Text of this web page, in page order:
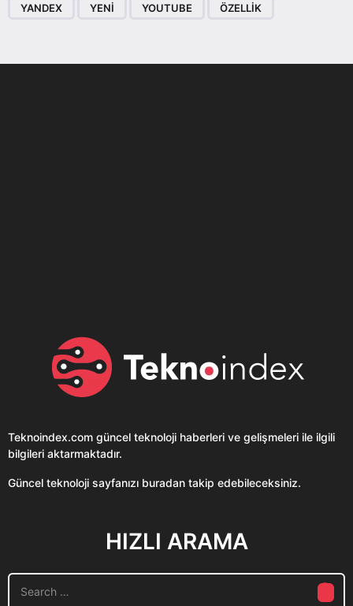
YANDEX YENI YOUTUBE ÖZELLIK
Teknoindex.com güncel teknoloji haberleri ve gelişmeleri ile ilgili
bilgileri aktarmaktadır.
Güncel teknoloji sayfanızı buradan takip edebileceksiniz.
HIZLI ARAMA
S